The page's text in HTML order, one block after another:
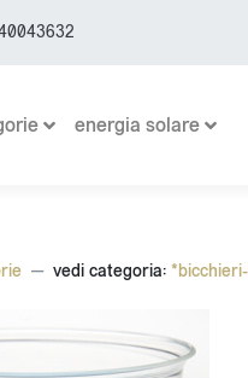
energia solare
vedi categoria: